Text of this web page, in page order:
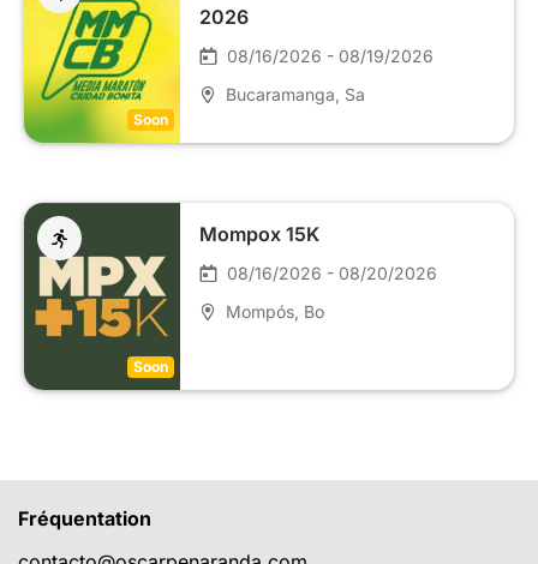
Soon
2026
08/16/2026 - 08/19/2026
Bucaramanga , Sa
Soon
Mompox 15K
08/16/2026 - 08/20/2026
Mompós , Bo
Fréquentation